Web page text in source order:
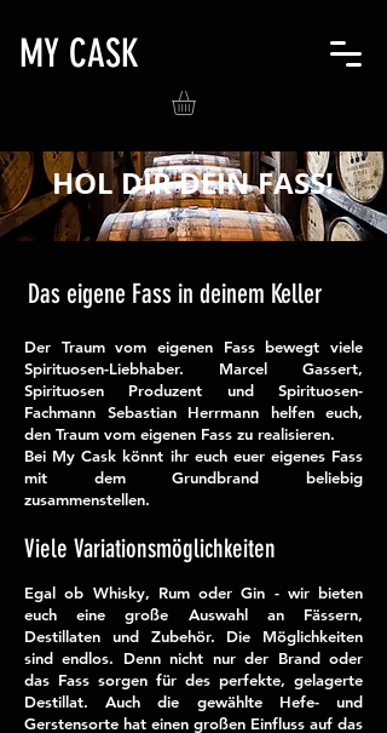
MY CASK
HOL DIR DEIN FASS!
Das eigene Fass in deinem Keller
Der Traum vom eigenen Fass bewegt viele
Spirituosen-Liebhaber. Marcel Gassert,
Spirituosen Produzent und Spirituosen-
Fachmann Sebastian Herrmann helfen euch,
den Traum vom eigenen Fass zu realisieren.
Bei My Cask könnt ihr euch euer eigenes Fass
mit dem Grundbrand beliebig
zusammenstellen.
Viele Variationsmöglichkeiten
Egal ob Whisky, Rum oder Gin - wir bieten
euch eine große Auswahl an Fässern,
Destillaten und Zubehör. Die Möglichkeiten
sind endlos. Denn nicht nur der Brand oder
das Fass sorgen für des perfekte, gelagerte
Destillat. Auch die gewählte Hefe- und
Gerstensorte hat einen großen Einfluss auf das